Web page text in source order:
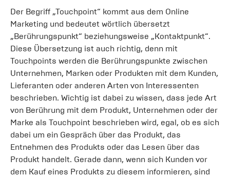
Der Begriff „Touchpoint“ kommt aus dem Online
Marketing und bedeutet wörtlich übersetzt
„Berührungspunkt“ beziehungsweise „Kontaktpunkt“.
Diese Übersetzung ist auch richtig, denn mit
Touchpoints werden die Berührungspunkte zwischen
Unternehmen, Marken oder Produkten mit dem Kunden,
Lieferanten oder anderen Arten von Interessenten
beschrieben. Wichtig ist dabei zu wissen, dass jede Art
von Berührung mit dem Produkt, Unternehmen oder der
Marke als Touchpoint beschrieben wird, egal, ob es sich
dabei um ein Gespräch über das Produkt, das
Entnehmen des Produkts oder das Lesen über das
Produkt handelt. Gerade dann, wenn sich Kunden vor
dem Kauf eines Produkts zu diesem informieren, sind